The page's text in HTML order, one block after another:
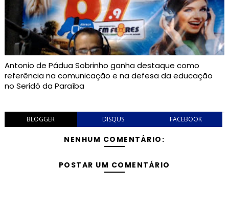
Antonio de Pádua Sobrinho ganha destaque como
referência na comunicação e na defesa da educação
no Seridó da Paraíba
BLOGGER DISQUS FACEBOOK
NENHUM COMENTÁRIO:
POSTAR UM COMENTÁRIO